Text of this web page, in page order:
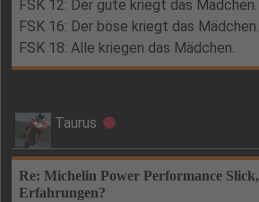
FSK 12: Der gute kriegt das Mädchen.
FSK 16: Der böse kriegt das Mädchen.
FSK 18: Alle kriegen das Mädchen.
Taurus Offline
Re: Michelin Power Performance Slick,
Erfahrungen?